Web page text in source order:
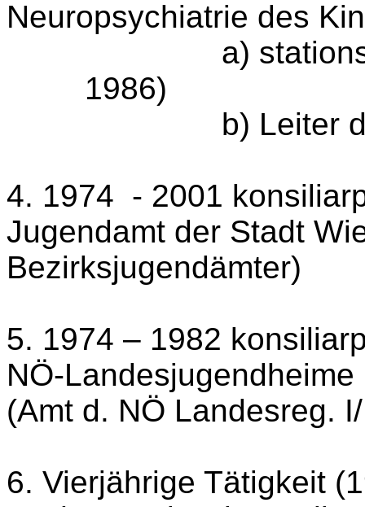
Neuropsychiatrie des
a)
1986)
b) Leiter
4. 1974 - 2001
Jugendamt der Stadt
Bezirksjugendämter)
5. 1974 – 1982
NÖ-
(Amt d. NÖ Landesreg.
6. Vierjährige Tätigkeit